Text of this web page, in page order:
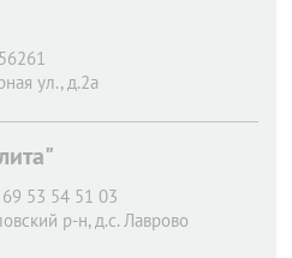
ул., д.2а
53 54 51 03
р-н, д.с. Лаврово